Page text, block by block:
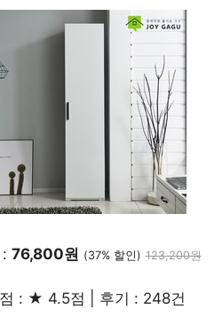
76,800원 (37% 할인) 123,200원
: ★ 4.5점 | 후기 : 248건